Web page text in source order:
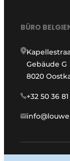
BÜRO
Gebäude G
8020
+32 50 36